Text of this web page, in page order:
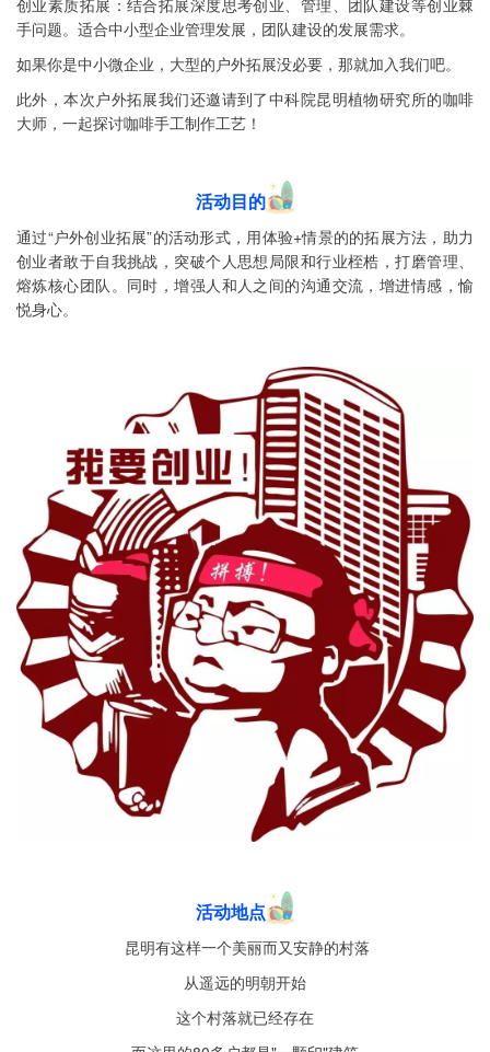
手问题。适合中小型企业管理发展，团队建设的发展需求。
如果你是中小微企业，大型的户外拓展没必要，那就加入我们吧。
此外，本次户外拓展我们还邀请到了中科院昆明植物研究所的咖啡
大师，一起探讨咖啡手工制作工艺！
活动目的
通过“户外创业拓展”的活动形式，用体验+情景的的拓展方法，助力
创业者敢于自我挑战，突破个人思想局限和行业桎梏，打磨管理、
熔炼核心团队。同时，增强人和人之间的沟通交流，增进情感，愉
悦身心。
活动地点
昆明有这样一个美丽而又安静的村落
从遥远的明朝开始
这个村落就已经存在